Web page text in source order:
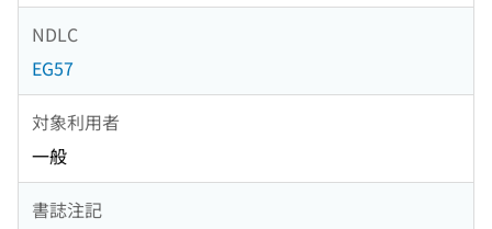
NDLC
EG57
対象利用者
一般
書誌注記